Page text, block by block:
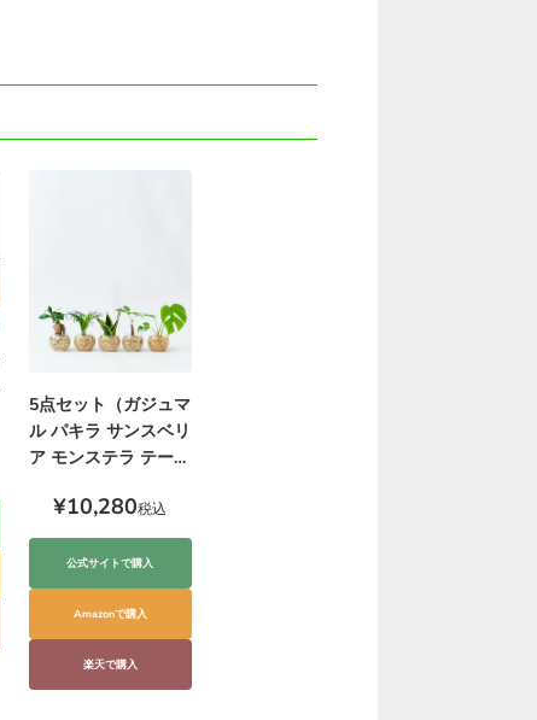
5点セット（ガジュマ
ル パキラ サンスベリ
ア モンステラ テーブ
ルチャー
¥10,280税込
公式サイトで購入
Amazonで購入
楽天で購入